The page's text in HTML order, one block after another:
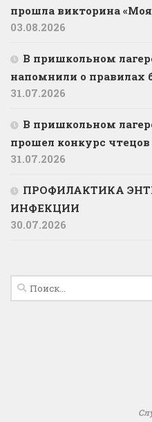
прошла викторина
03.08.2026
В пришкольном
напомнили о правилах
31.07.2026
В пришкольном
прошел конкурс чтецов
31.07.2026
ПРОФИЛАКТИКА
ИНФЕКЦИИ
30.07.2026
Найти: